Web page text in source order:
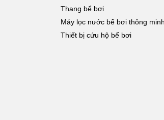
Thang bể bơi
Máy lọc nước bể bơi thông minh
Thiết bị cứu hộ bể bơi